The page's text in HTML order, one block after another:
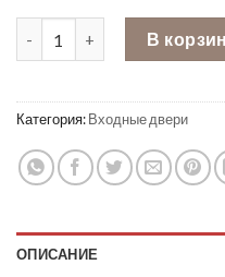
Количество Аркадия
В
Категория:Входные двери
ОПИСАНИЕ